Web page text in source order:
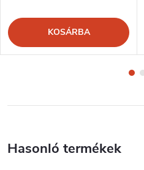
KOSÁRBA